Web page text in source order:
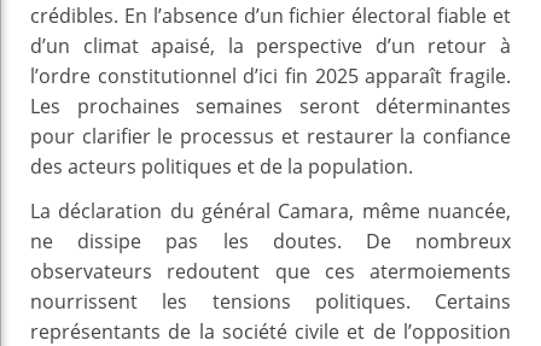
crédibles. En l’absence d’un fichier électoral fiable et
d’un climat apaisé, la perspective d’un retour à
l’ordre constitutionnel d’ici fin 2025 apparaît fragile.
Les prochaines semaines seront déterminantes
pour clarifier le processus et restaurer la confiance
des acteurs politiques et de la population.
La déclaration du général Camara, même nuancée,
ne dissipe pas les doutes. De nombreux
observateurs redoutent que ces atermoiements
nourrissent les tensions politiques. Certains
représentants de la société civile et de l’opposition